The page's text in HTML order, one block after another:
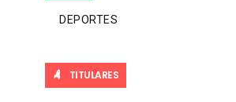
DEPORTES
TITULARES